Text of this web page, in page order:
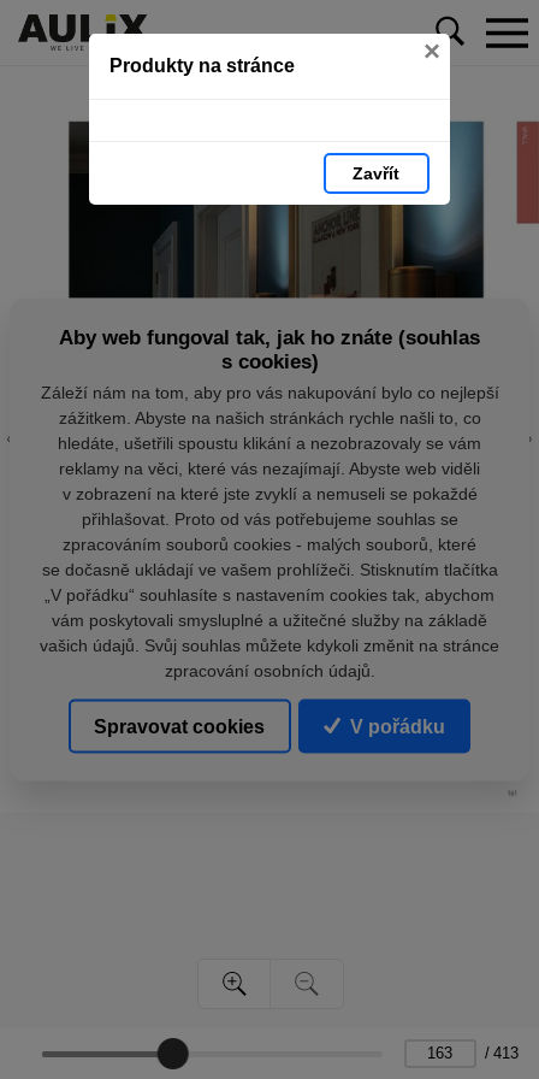
Produkty na stránce ×
Zavřít
/ 413
Aby web fungoval tak, jak ho znáte (souhlas
s cookies)
Záleží nám na tom, aby pro vás nakupování bylo co nejlepší
zážitkem. Abyste na našich stránkách rychle našli to, co
hledáte, ušetřili spoustu klikání a nezobrazovaly se vám
reklamy na věci, které vás nezajímají. Abyste web viděli
v zobrazení na které jste zvyklí a nemuseli se pokaždé
přihlašovat. Proto od vás potřebujeme souhlas se
zpracováním souborů cookies - malých souborů, které
se dočasně ukládají ve vašem prohlížeči. Stisknutím tlačítka
„V pořádku“ souhlasíte s nastavením cookies tak, abychom
vám poskytovali smysluplné a užitečné služby na základě
vašich údajů. Svůj souhlas můžete kdykoli změnit na stránce
zpracování osobních údajů.
Spravovat cookies V pořádku